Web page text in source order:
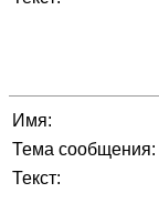
Имя:
Тема сообщения:
Текст: